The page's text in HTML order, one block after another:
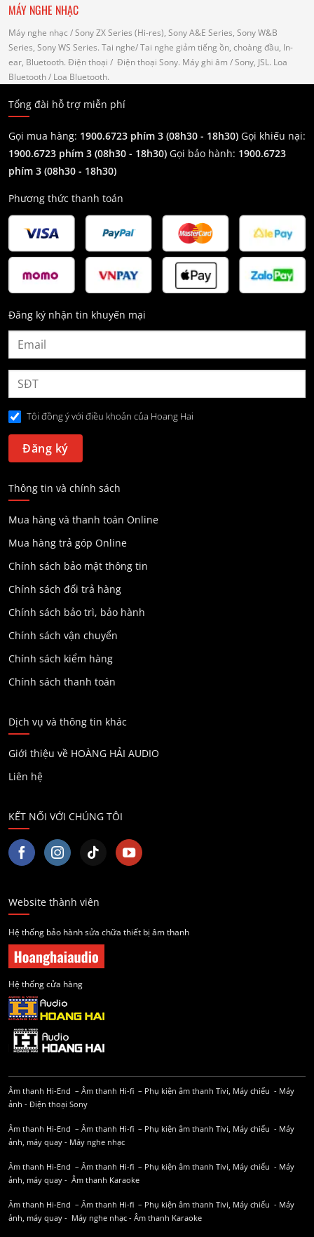
MÁY NGHE NHẠC
Máy nghe nhạc / Sony ZX Series (Hi-res), Sony A&E Series, Sony W&B
Series, Sony WS Series. Tai nghe/ Tai nghe giảm tiếng ồn, choàng đầu, In-
ear, Bluetooth. Điện thoại / Điện thoại Sony. Máy ghi âm / Sony, JSL. Loa
Bluetooth/ Loa Bluetooth.
Tổng đài hỗ trợ miễn phí
Gọi mua hàng: 1900.6723 phím 3 (08h30 - 18h30) Gọi khiếu nại:
1900.6723 phím 3 (08h30 - 18h30) Gọi bảo hành: 1900.6723
phím 3 (08h30 - 18h30)
Phương thức thanh toán
Đăng ký nhận tin khuyến mại
Tôi đồng ý với điều khoản của Hoang Hai
Thông tin và chính sách
Mua hàng và thanh toán Online
Mua hàng trả góp Online
Chính sách bảo mật thông tin
Chính sách đổi trả hàng
Chính sách bảo trì, bảo hành
Chính sách vận chuyển
Chính sách kiểm hàng
Chính sách thanh toán
Dịch vụ và thông tin khác
Giới thiệu về HOÀNG HẢI AUDIO
Liên hệ
KẾT NỐI VỚI CHÚNG TÔI
Website thành viên
Hệ thống bảo hành sửa chữa thiết bị âm thanh
Hệ thống cửa hàng
Âm thanh Hi-End – Âm thanh Hi-fi – Phụ kiện âm thanh Tivi, Máy chiếu - Máy
ảnh - Điện thoại Sony
Âm thanh Hi-End – Âm thanh Hi-fi – Phụ kiện âm thanh Tivi, Máy chiếu - Máy
ảnh, máy quay - Máy nghe nhạc
Âm thanh Hi-End – Âm thanh Hi-fi – Phụ kiện âm thanh Tivi, Máy chiếu - Máy
ảnh, máy quay - Âm thanh Karaoke
Âm thanh Hi-End – Âm thanh Hi-fi – Phụ kiện âm thanh Tivi, Máy chiếu - Máy
ảnh, máy quay - Máy nghe nhạc - Âm thanh Karaoke